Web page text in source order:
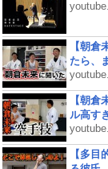
【朝
たら、
【朝倉
ル高す
【多目